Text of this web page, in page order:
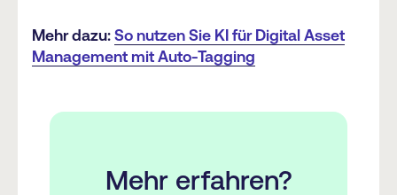
Mehr dazu: So nutzen Sie KI für Digital Asset
Management mit Auto-Tagging
Mehr erfahren?